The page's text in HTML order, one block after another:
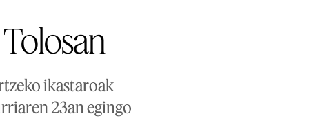
ikastaroak
23an egingo